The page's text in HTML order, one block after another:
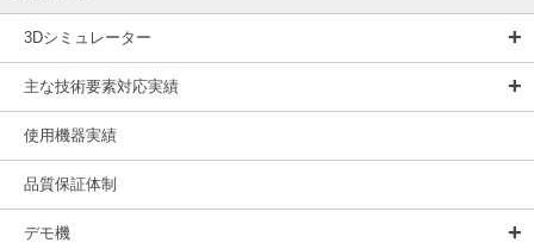
3Dシミュレーター
主な技術要素対応実績
使用機器実績
品質保証体制
デモ機